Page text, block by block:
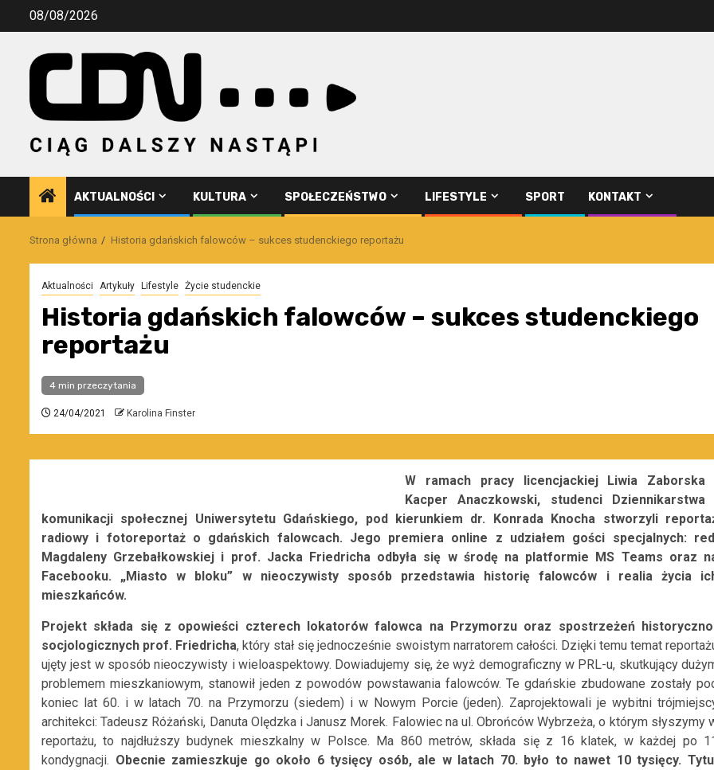
Przejdź08/08/2026
AKTUALNOŚCI KULTURA SPOŁECZEŃSTWO LIFESTYLE SPORT KONTAKT
Strona główna Historia gdańskich falowców – sukces studenckiego reportażu
Aktualności Artykuły Lifestyle Życie studenckie
Historia gdańskich falowców – sukces studenckiego
reportażu
4 min przeczytania
24/04/2021 Karolina Finster
W ramach pracy licencjackiej Liwia Zaborska
Kacper Anaczkowski, studenci Dziennikarstwa
komunikacji społecznej Uniwersytetu Gdańskiego, pod kierunkiem dr. Konrada Knocha stworzyli
radiowy i fotoreportaż o gdańskich falowcach. Jego premiera online z udziałem gości specjalnych:
Magdaleny Grzebałkowskiej i prof. Jacka Friedricha odbyła się w środę na platformie MS Teams oraz
Facebooku. „Miasto w bloku” w nieoczywisty sposób przedstawia historię falowców i realia życia
mieszkańców.
Projekt składa się z opowieści czterech lokatorów falowca na Przymorzu oraz spostrzeżeń
socjologicznych prof. Friedricha, który stał się jednocześnie swoistym narratorem całości. Dzięki temu temat
ujęty jest w sposób nieoczywisty i wieloaspektowy. Dowiadujemy się, że wyż demograficzny w PRL-u, skutkujący
problemem mieszkaniowym, stanowił jeden z powodów powstawania falowców. Te gdańskie zbudowane zostały
koniec lat 60. i w latach 70. na Przymorzu (siedem) i w Nowym Porcie (jeden). Zaprojektowali je wybitni
architekci: Tadeusz Różański, Danuta Olędzka i Janusz Morek. Falowiec na ul. Obrońców Wybrzeża, o którym słyszymy
reportażu, to najdłuższy budynek mieszkalny w Polsce. Ma 860 metrów, składa się z 16 klatek, w każdej po
kondygnacji. Obecnie zamieszkuje go około 6 tysięcy osób, ale w latach 70. było to nawet 10 tysięcy.